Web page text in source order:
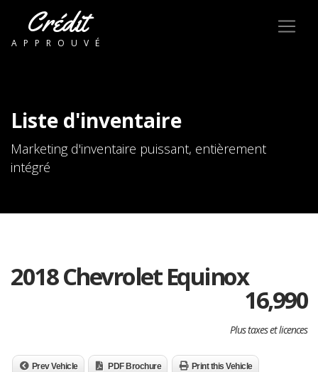
Crédit
APPROUVÉ
Liste d'inventaire
Marketing d'inventaire puissant, entièrement
intégré
2018 Chevrolet Equinox
16,990
Plus taxes et licences
Prev Vehicle PDF Brochure Print this Vehicle